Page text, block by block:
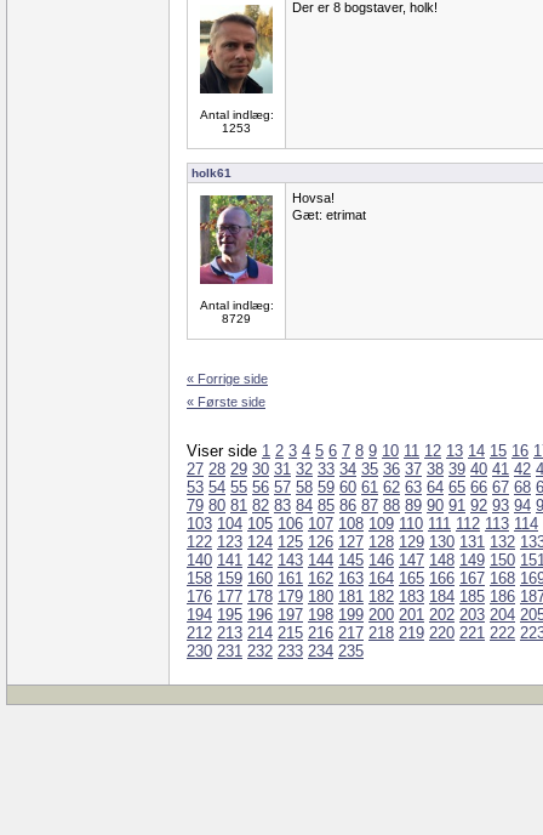
Antal indlæg:
1253
Der er 8 bogstaver, holk!
holk61
Antal indlæg:
8729
Hovsa!
Gæt: etrimat
« Forrige side
« Første side
Viser side 1 2 3 4 5 6 7 8 9 10 11 12 13 14 15 16
27 28 29 30 31 32 33 34 35 36 37 38 39 40 41 42
53 54 55 56 57 58 59 60 61 62 63 64 65 66 67 68
79 80 81 82 83 84 85 86 87 88 89 90 91 92 93 94
103 104 105 106 107 108 109 110 111 112 113 114
122 123 124 125 126 127 128 129 130 131 132
140 141 142 143 144 145 146 147 148 149 150
158 159 160 161 162 163 164 165 166 167 168
176 177 178 179 180 181 182 183 184 185 186
194 195 196 197 198 199 200 201 202 203 204
212 213 214 215 216 217 218 219 220 221 222
230 231 232 233 234 235